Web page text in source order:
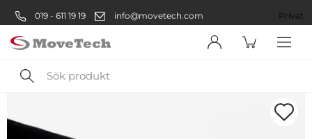
019 - 611 19 19 info@movetech.com Privat
Sök
produkt